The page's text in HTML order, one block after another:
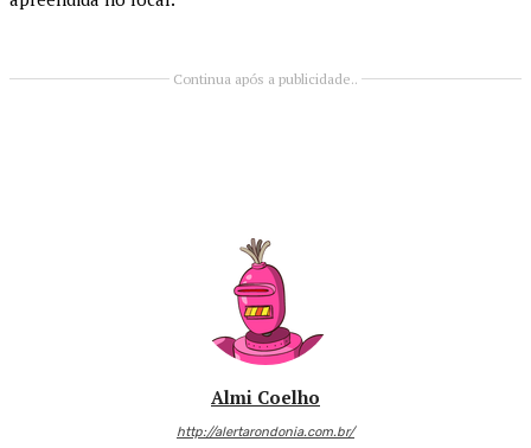
Continua após a publicidade..
Almi Coelho
http://alertarondonia.com.br/